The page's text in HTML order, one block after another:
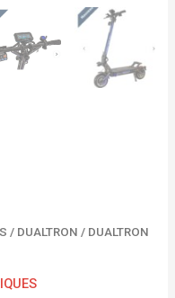
/ DUALTRON / DUALTRON